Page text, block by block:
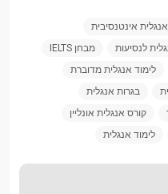
אנגלית אינטנסיבית
לנסיעות
מבחן IELTS
לימוד אנגלית מדוברת
בגרות אנגלית
קורס אנגלית אונליין
לימוד אנגלית